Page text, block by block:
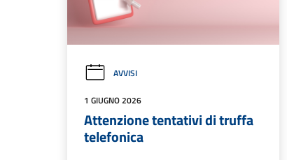
AVVISI
1 GIUGNO 2026
Attenzione tentativi di truffa
telefonica